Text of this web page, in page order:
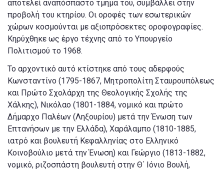
αποτελεί αναπόσπαστο τμήμα του, συμβάλλει στην
προβολή του κτηρίου. Οι οροφές των εσωτερικών
χώρων κοσμούνται με αξιοπρόσεκτες οροφογραφίες.
Κηρύχθηκε ως έργο τέχνης από το Υπουργείο
Πολιτισμού το 1968.
Το αρχοντικό αυτό κτίστηκε από τους αδερφούς
Κωνσταντίνο (1795-1867, Μητροπολίτη Σταυρουπόλεως
και Πρώτο Σχολάρχη της Θεολογικής Σχολής της
Χάλκης), Νικόλαο (1801-1884, νομικό και πρώτο
Δήμαρχο Παλέων (Ληξουρίου) μετά την Ένωση των
Επτανήσων με την Ελλάδα), Χαράλαμπο (1810-1885,
ιατρό και βουλευτή Κεφαλληνίας στο Ελληνικό
Κοινοβούλιο μετά την Ένωση) και Γεώργιο (1813-1882,
νομικό, ριζοσπάστη βουλευτή στην Θ΄ Ιόνιο Βουλή,